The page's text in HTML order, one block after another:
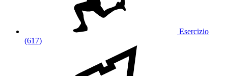
Esercizio
(617)